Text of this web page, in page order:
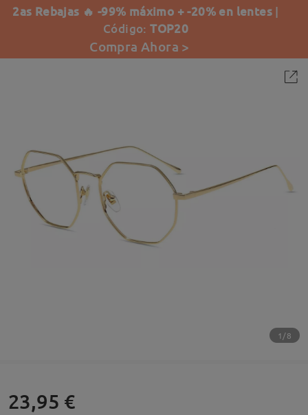
2as Rebajas 🔥 -99% máximo + -20% en lentes |
Código:TOP20
Compra Ahora >
1/8
23,95 €